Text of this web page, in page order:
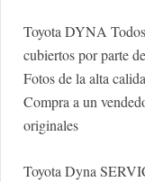
Toyota DYNA
cubiertos por parte
Fotos de la alta
Compra a un
originales
Toyota Dyna